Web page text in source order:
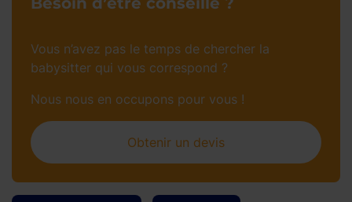
Vous n’avez pas le temps de chercher la
babysitter qui vous correspond ?
Nous nous en occupons pour vous !
Obtenir un devis